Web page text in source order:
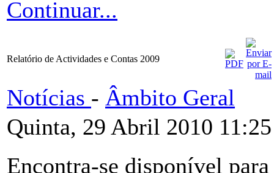
Continuar...
Relatório de Actividades e Contas 2009
Notícias - Âmbito Geral
Quinta, 29 Abril 2010 11:25
Encontra-se disponível